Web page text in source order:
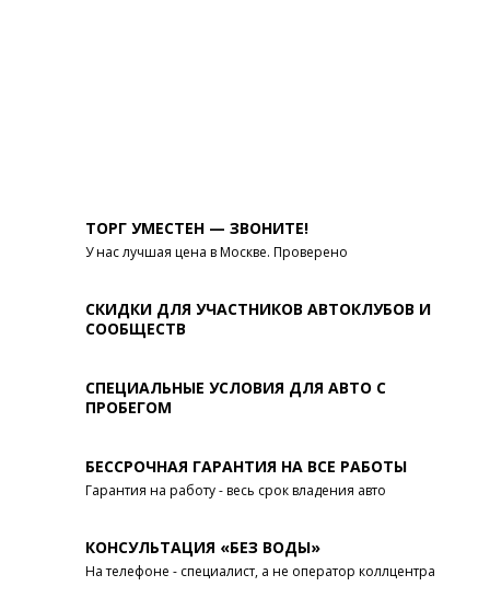
ТОРГ УМЕСТЕН — ЗВОНИТЕ!
У нас лучшая цена в Москве. Проверено
СКИДКИ ДЛЯ УЧАСТНИКОВ АВТОКЛУБОВ И
СООБЩЕСТВ
СПЕЦИАЛЬНЫЕ УСЛОВИЯ ДЛЯ АВТО С
ПРОБЕГОМ
БЕССРОЧНАЯ ГАРАНТИЯ НА ВСЕ РАБОТЫ
Гарантия на работу - весь срок владения авто
КОНСУЛЬТАЦИЯ «БЕЗ ВОДЫ»
На телефоне - специалист, а не оператор коллцентра